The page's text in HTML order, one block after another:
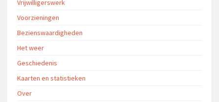
Vrijwilligerswerk
Voorzieningen
Bezienswaardigheden
Het weer
Geschiedenis
Kaarten en statistieken
Over